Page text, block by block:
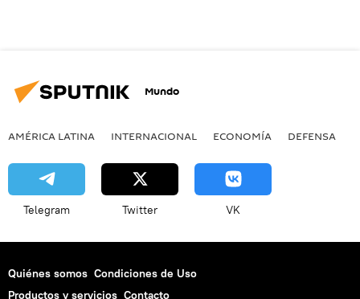
Mundo
AMÉRICA LATINA INTERNACIONAL ECONOMÍA DEFENSA
Telegram Twitter VK
Quiénes somos Condiciones de Uso
Productos y servicios Contacto